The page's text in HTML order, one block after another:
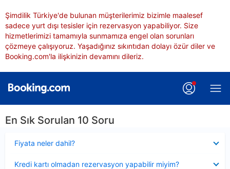
Şimdilik Türkiye'de bulunan müşterilerimiz bizimle maalesef
sadece yurt dışı tesisler için rezervasyon yapabiliyor. Size
hizmetlerimizi tamamıyla sunmamıza engel olan sorunları
çözmeye çalışıyoruz. Yaşadığınız sıkıntıdan dolayı özür diler ve
Booking.com'la ilişkinizin devamını dileriz.
En Sık Sorulan 10 Soru
Fiyata neler dahil?
Kredi kartı olmadan rezervasyon yapabilir miyim?